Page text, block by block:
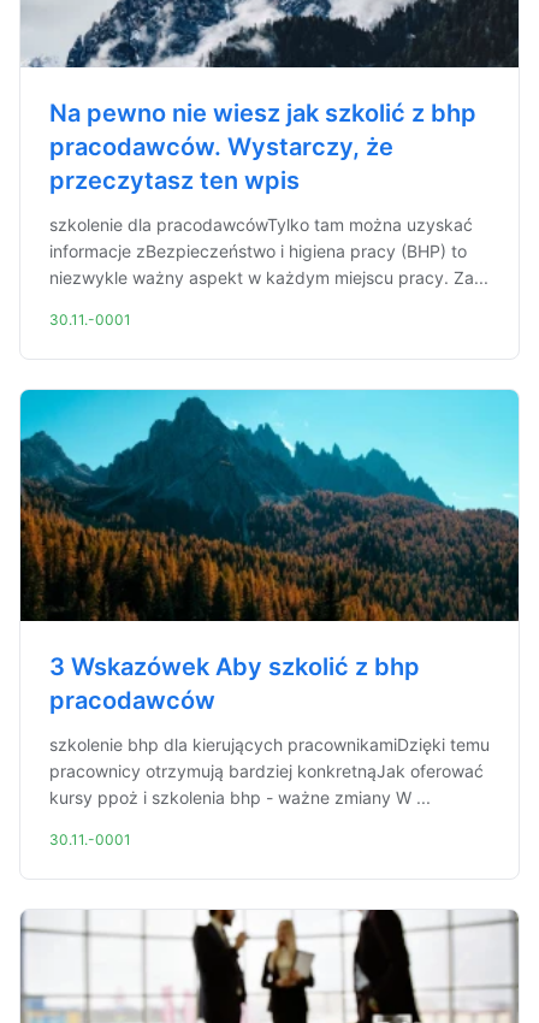
Na pewno nie wiesz jak szkolić z bhp
pracodawców. Wystarczy, że
przeczytasz ten wpis
szkolenie dla pracodawcówTylko tam można uzyskać
informacje zBezpieczeństwo i higiena pracy (BHP) to
niezwykle ważny aspekt w każdym miejscu pracy. Za...
30.11.-0001
3 Wskazówek Aby szkolić z bhp
pracodawców
szkolenie bhp dla kierujących pracownikamiDzięki temu
pracownicy otrzymują bardziej konkretnąJak oferować
kursy ppoż i szkolenia bhp - ważne zmiany W ...
30.11.-0001